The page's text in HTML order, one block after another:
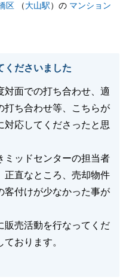
いいたします。
区 （大山駅）の マンション
くださいました
対面での打ち合わせ、適
打ち合わせ等、こちらが
対応してくださったと思
ミッドセンターの担当者
正直なところ、売却物件
客付けが少なかった事が
販売活動を行なってくだ
おります。